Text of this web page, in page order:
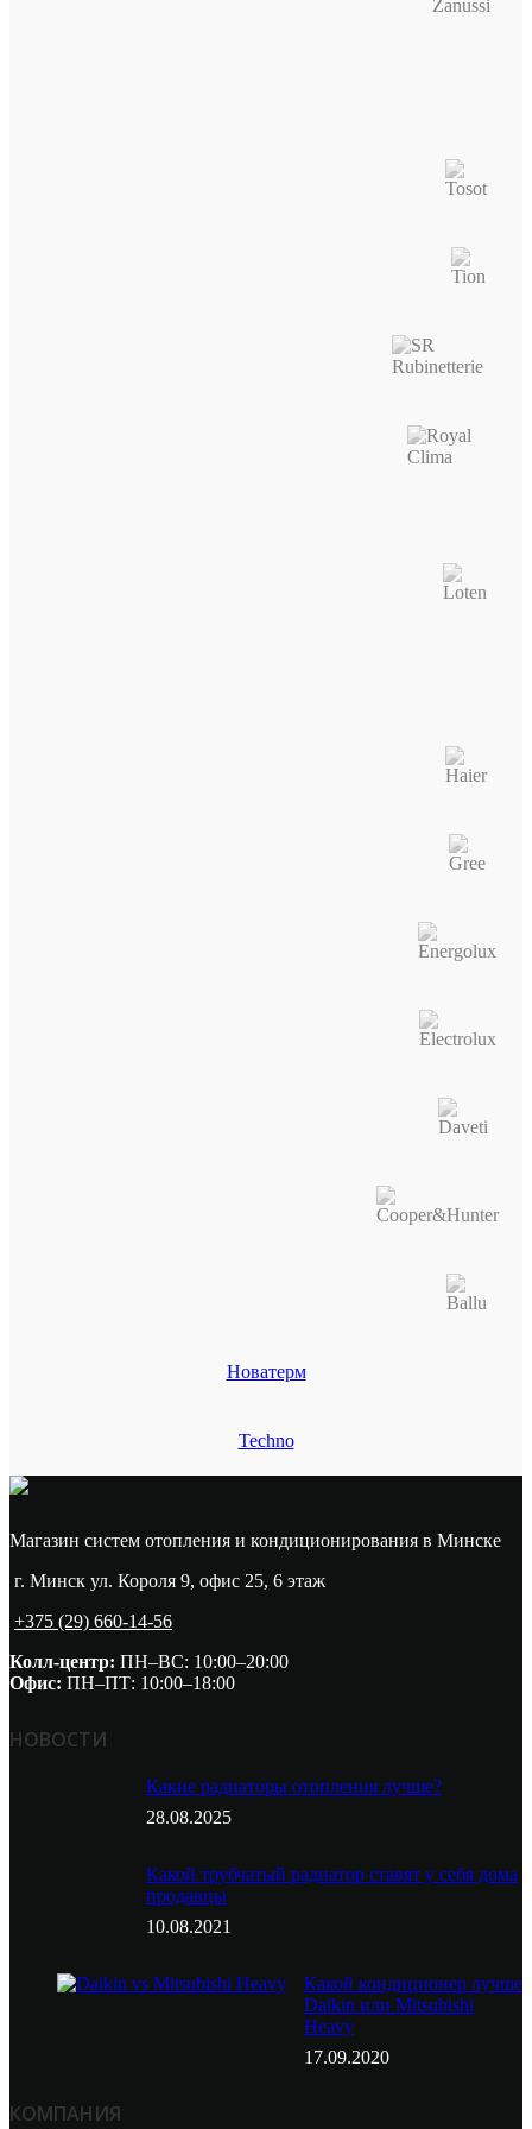
Новатерм
Techno
Магазин систем отопления и кондиционирования в Минске
г. Минск ул. Короля 9, офис 25, 6 этаж
+375 (29) 660-14-56
Колл-центр: ПН–ВС: 10:00–20:00​
Офис: ПН–ПТ: 10:00–18:00
НОВОСТИ
Какие радиаторы отопления лучше?
28.08.2025
Какой трубчатый радиатор ставят у себя дома
продавцы
10.08.2021
Какой кондиционер лучше
Daikin или Mitsubishi
Heavy
17.09.2020
КОМПАНИЯ